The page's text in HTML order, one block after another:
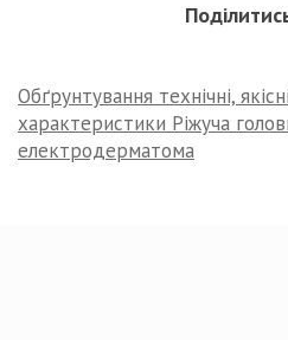
Обґрунтування технічні,
характеристики Ріжуча
електродерматома